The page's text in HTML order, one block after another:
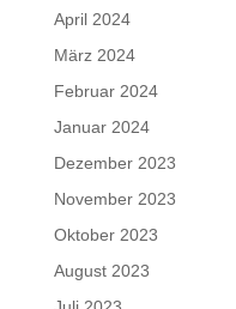
April 2024
März 2024
Februar 2024
Januar 2024
Dezember 2023
November 2023
Oktober 2023
August 2023